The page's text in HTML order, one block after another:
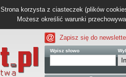
Strona korzysta z ciasteczek (plików
Możesz określić warunki
Zapisz się do
Wpisz słowo